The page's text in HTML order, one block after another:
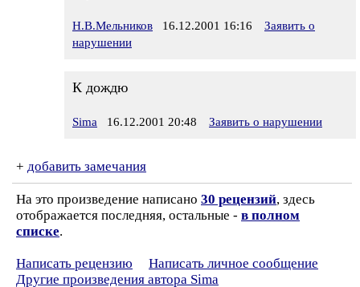
Н.В.Мельников 16.12.2001 16:16
Заявить о
нарушении
К дождю
Sima 16.12.2001 20:48 Заявить о нарушении
+ добавить замечания
На это произведение написано 30 рецензий, здесь
отображается последняя, остальные - в полном
списке.
Написать рецензию
Написать личное сообщение
Другие произведения автора Sima